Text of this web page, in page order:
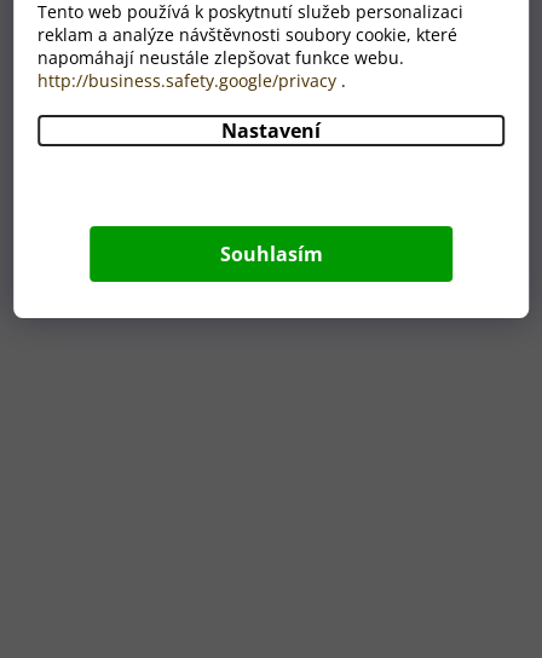
Tento web používá k poskytnutí služeb personalizaci
reklam a analýze návštěvnosti soubory cookie, které
napomáhají neustále zlepšovat funkce webu.
http://business.safety.google/privacy .
Nastavení
Souhlasím
Kšiltovka s motivem na míru, apple green
389 Kč